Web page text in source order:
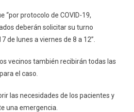
“por protocolo de COVID-19,
deberán solicitar su turno
de lunes a viernes de 8 a 12”.
vecinos también recibirán todas las
el caso.
las necesidades de los pacientes y
una emergencia.